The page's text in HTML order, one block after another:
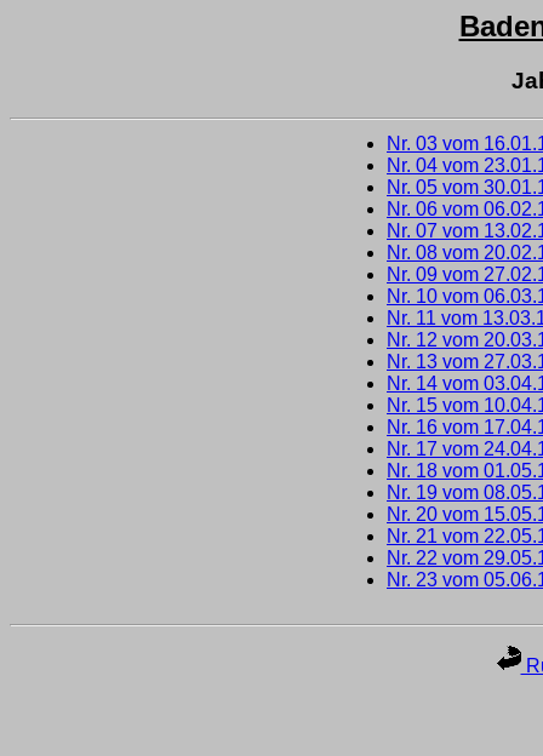
Nr. 03 vom
Nr. 04 vom
Nr. 05 vom
Nr. 06 vom
Nr. 07 vom
Nr. 08 vom
Nr. 09 vom
Nr. 10 vom
Nr. 11 vom
Nr. 12 vom
Nr. 13 vom
Nr. 14 vom
Nr. 15 vom
Nr. 16 vom
Nr. 17 vom
Nr. 18 vom
Nr. 19 vom
Nr. 20 vom
Nr. 21 vom
Nr. 22 vom
Nr. 23 vom